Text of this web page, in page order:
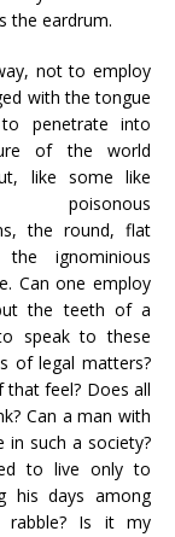
the eardrum.
not to employ
with the tongue
penetrate into
of the world
like some like
the round, flat
ignominious
Can one employ
the teeth of a
speak to these
of legal matters?
that feel? Does all
Can a man with
in such a society?
to live only to
his days among
rabble? Is it my